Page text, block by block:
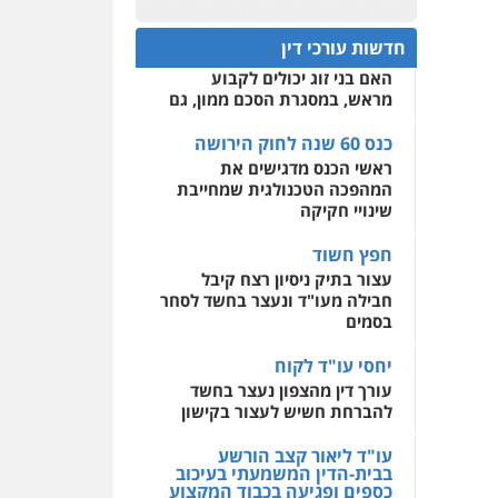
פלילי פשיעה חמורה
צווארון לבן
וחקירות
0502228917
עו"ד מוחמד סביחאת
פלילי תעבורה פשיעה
כלכלית
0525077716
עו"ד יניב זוסמן
פלילי כלכלי פשיעה
חמורה מעצרים וחקירות
0525199949
עו"ד אמיר נאטור
פלילי פשיעה חמורה
צווארון לבן מעצרים
0543326767
0522508109
אחסון אתרים
מהירות הגנה גיבוי
לעורכי דין
מרכז התחלה חדשה
שירותים מקצועיים לעורכי
דין
0544500346
חדשות עורכי דין
המתח שבין חוק יחסי ממון
לבין חוק הירושה
האם בני זוג יכולים לקבוע
מראש, במסגרת הסכם ממון, גם
כנס 60 שנה לחוק הירושה
ראשי הכנס מדגישים את
המהפכה הטכנולגית שמחייבת
שינויי חקיקה
חפץ חשוד
עצור בתיק ניסיון רצח קיבל
חבילה מעו"ד ונעצר בחשד לסחר
בסמים
יחסי עו"ד לקוח
עורך דין מהצפון נעצר בחשד
להברחת חשיש לעצור בקישון
עו"ד ליאור קצב הורשע
בבית-הדין המשמעתי בעיכוב
כספים ופגיעה בכבוד המקצוע